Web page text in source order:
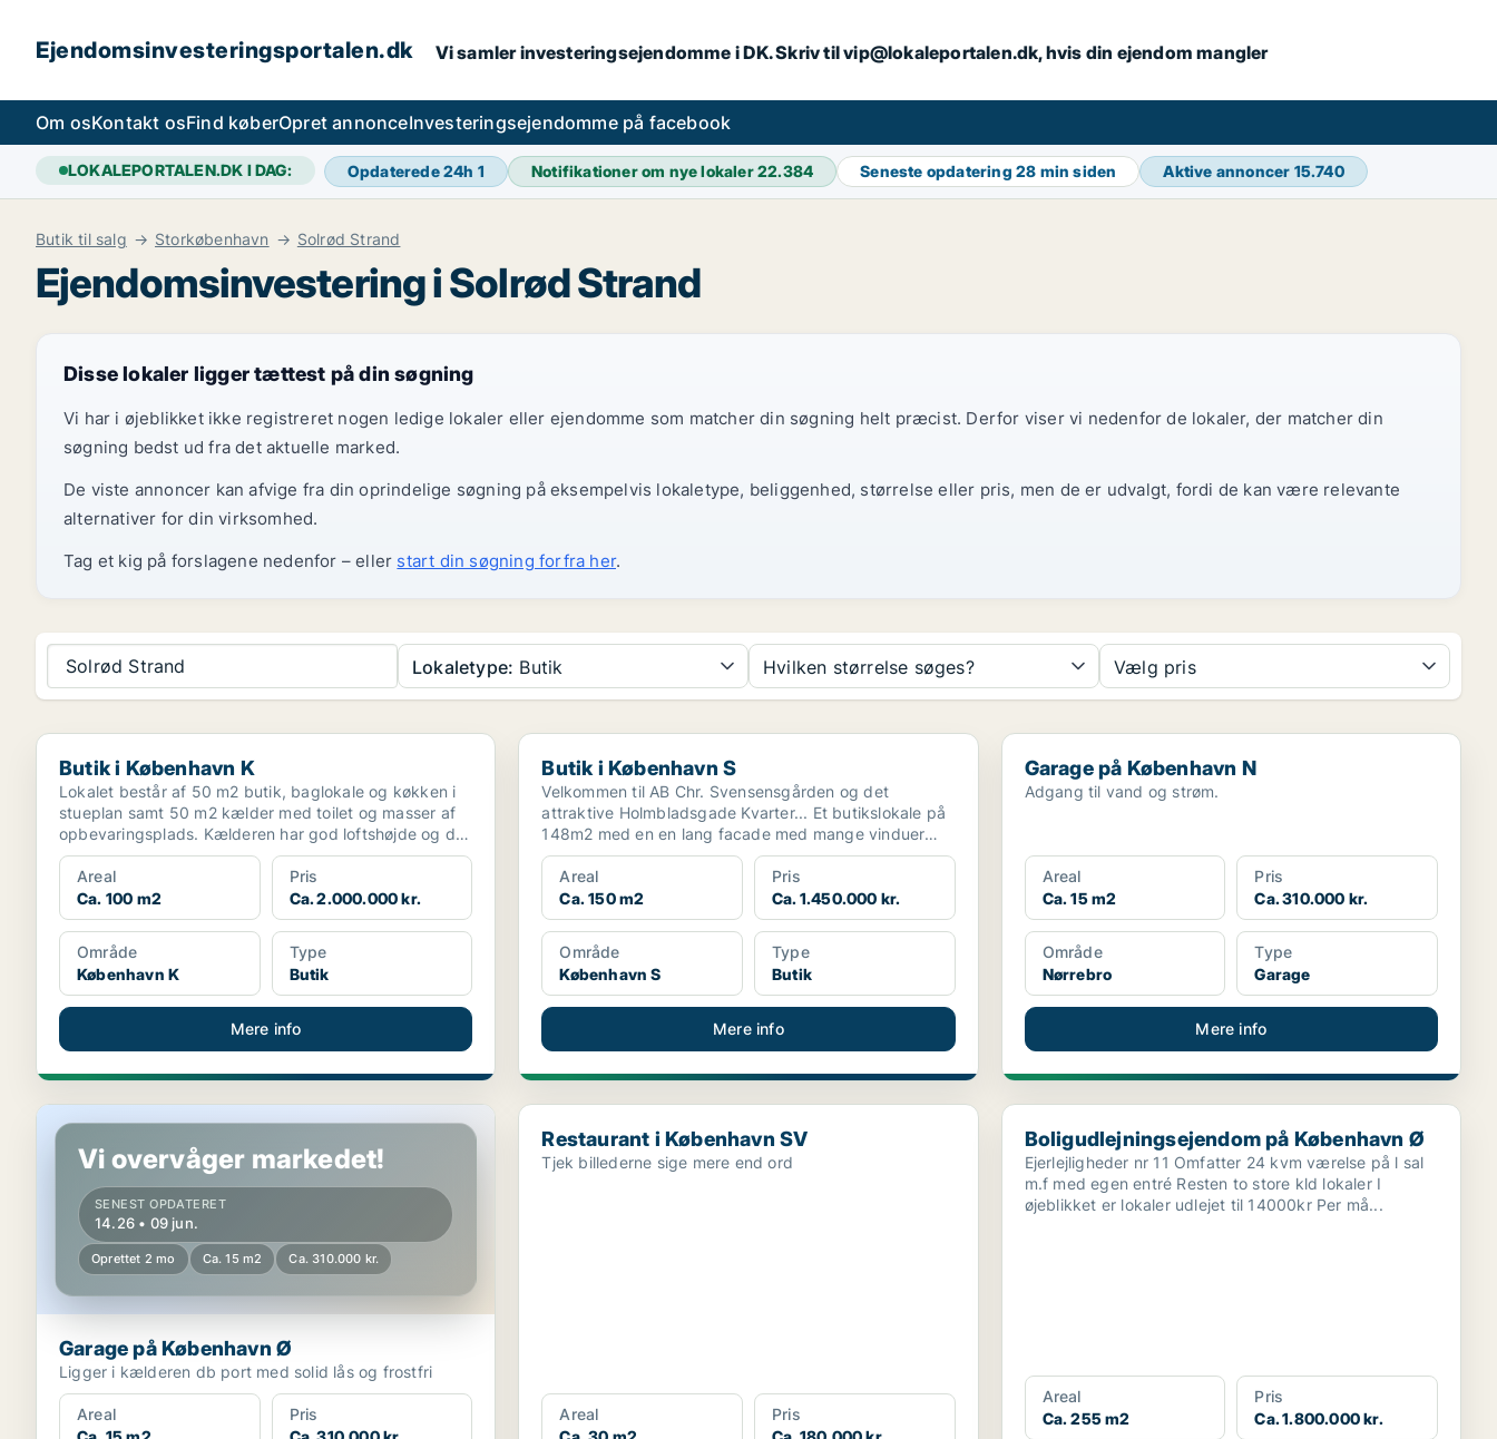
Ejendomsinvesteringsportalen.dk Vi samler investeringsejendomme i DK. Skriv til vip@lokaleportalen.dk, hvis din ejendom mangler
Om osKontakt osFind køberOpret annonceInvesteringsejendomme på facebook
LOKALEPORTALEN.DK I DAG: Opdaterede 24h 1 Notifikationer om nye lokaler22.384 Seneste opdatering28 min siden Aktive annoncer 15.740
Butik til salg Storkøbenhavn Solrød Strand
Ejendomsinvestering i Solrød Strand
Disse lokaler ligger tættest på din søgning
Vi har i øjeblikket ikke registreret nogen ledige lokaler eller ejendomme som matcher din søgning helt præcist. Derfor viser vi nedenfor de lokaler, der matcher din
søgning bedst ud fra det aktuelle marked.
De viste annoncer kan afvige fra din oprindelige søgning på eksempelvis lokaletype, beliggenhed, størrelse eller pris, men de er udvalgt, fordi de kan være relevante
alternativer for din virksomhed.
Tag et kig på forslagene nedenfor – eller start din søgning forfra her.
Solrød Strand Lokaletype: Butik Hvilken størrelse søges? Vælg pris
Butik i København K
Butik i København K
Lokalet består af 50 m2 butik, baglokale og køkken i
stueplan samt 50 m2 kælder med toilet og masser af
opbevaringsplads. Kælderen har god loftshøjde og der
...
Areal
Ca. 100 m2
Pris
Ca. 2.000.000 kr.
Område
København K
Type
Butik
Mere info
Butik i København S
Butik i København S
Velkommen til AB Chr. Svensensgården og det
attraktive Holmbladsgade Kvarter... Et butikslokale på
148m2 med en en lang facade med mange vinduer
mod Holmb...
Areal
Ca. 150 m2
Pris
Ca. 1.450.000 kr.
Område
København S
Type
Butik
Mere info
Garage på København N
Garage på København N
Adgang til vand og strøm.
Areal
Ca. 15 m2
Pris
Ca. 310.000 kr.
Område
Nørrebro
Type
Garage
Mere info
Garage på København Ø
Vi overvåger markedet!
SENEST OPDATERET
14.26 • 09 jun.
Oprettet 2 mo Ca. 15 m2 Ca. 310.000 kr.
Garage på København Ø
Ligger i kælderen db port med solid lås og frostfri
Areal
Pris
Restaurant i København SV
Restaurant i København SV
Tjek billederne sige mere end ord
Areal
Pris
Boligudlejningsejendom på København Ø
Boligudlejningsejendom på København Ø
Ejerlejligheder nr 11 Omfatter 24 kvm værelse på l sal
m.f med egen entré Resten to store kld lokaler I
øjeblikket er lokaler udlejet til 14000kr Per må...
Areal
Ca. 255 m2
Pris
Ca. 1.800.000 kr.